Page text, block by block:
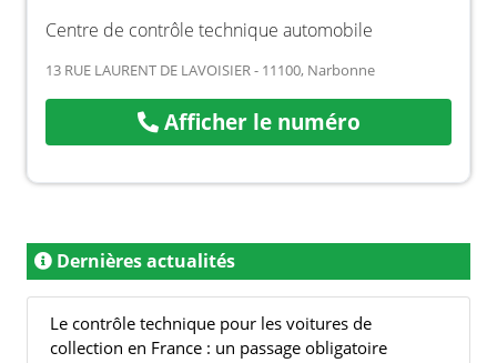
Centre de contrôle technique automobile
13 RUE LAURENT DE LAVOISIER - 11100, Narbonne
Afficher le numéro
Dernières actualités
Le contrôle technique pour les voitures de
collection en France : un passage obligatoire